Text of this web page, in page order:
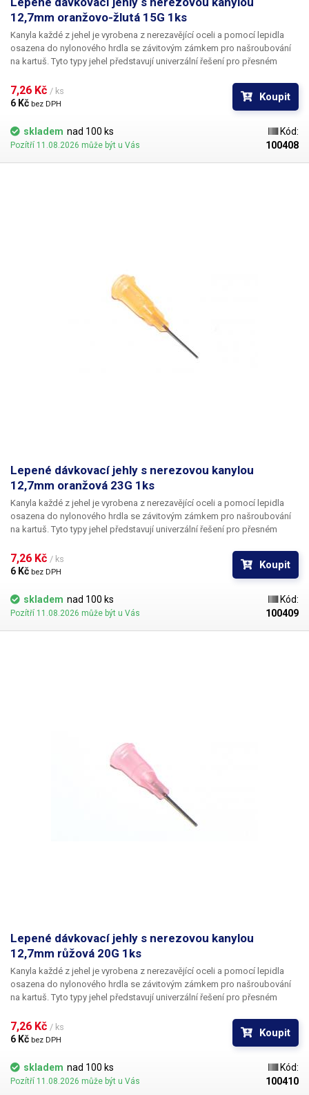
12,7mm oranžovo-žlutá 15G 1ks
Kanyla každé z jehel je vyrobena z nerezavějící oceli a pomocí lepidla
osazena do nylonového hrdla se závitovým zámkem pro našroubování
na kartuš. Tyto typy jehel představují univerzální řešení pro přesném
silikony, epoxidy, lepidla... Každá z jehel je vybavena dvojitým závitem a
zámkovým systémem ke spolehlivému a rychlému uchycení
7,26 Kč / ks
6 Kč bez DPH
Koupit
skladem nad 100 ks
Pozítří 11.08.2026 může být u Vás
Kód:
100408
Lepené dávkovací jehly s nerezovou kanylou
12,7mm oranžová 23G 1ks
Kanyla každé z jehel je vyrobena z nerezavějící oceli a pomocí lepidla
osazena do nylonového hrdla se závitovým zámkem pro našroubování
na kartuš. Tyto typy jehel představují univerzální řešení pro přesném
silikony, epoxidy, lepidla... Každá z jehel je vybavena dvojitým závitem a
zámkovým systémem ke spolehlivému a rychlému uchycení
7,26 Kč / ks
6 Kč bez DPH
Koupit
skladem nad 100 ks
Pozítří 11.08.2026 může být u Vás
Kód:
100409
Lepené dávkovací jehly s nerezovou kanylou
12,7mm růžová 20G 1ks
Kanyla každé z jehel je vyrobena z nerezavějící oceli a pomocí lepidla
osazena do nylonového hrdla se závitovým zámkem pro našroubování
na kartuš. Tyto typy jehel představují univerzální řešení pro přesném
silikony, epoxidy, lepidla... Každá z jehel je vybavena dvojitým závitem a
zámkovým systémem ke spolehlivému a rychlému uchycení
7,26 Kč / ks
6 Kč bez DPH
Koupit
skladem nad 100 ks
Pozítří 11.08.2026 může být u Vás
Kód:
100410